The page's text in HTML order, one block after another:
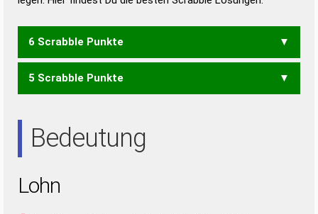
Duden – Deutsches
Universalwörterbuch
6 Scrabble Punkte
HOL
5 Scrabble Punkte
Bedeutung
Lohn